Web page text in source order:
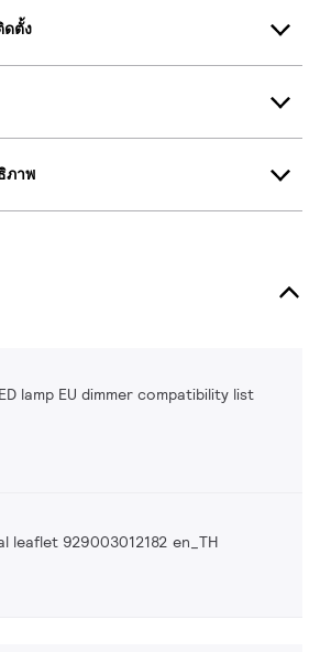
ดตั้ง
ภาพ
lamp EU dimmer compatibility list
leaflet 929003012182 en_TH